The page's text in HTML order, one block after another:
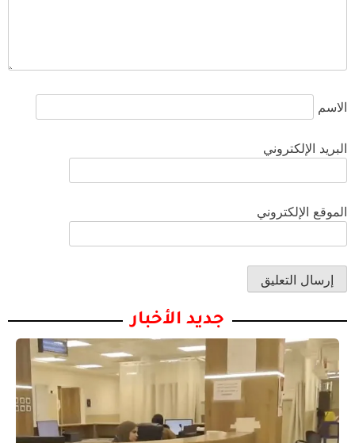
الاسم
البريد الإلكتروني
الموقع الإلكتروني
جديد الأخبار